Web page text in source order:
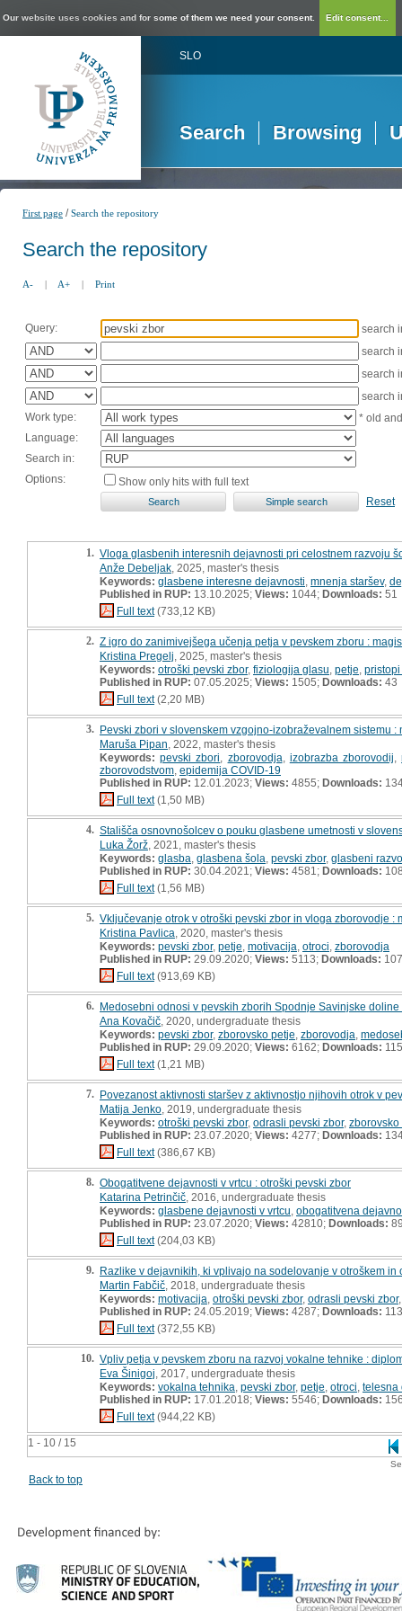
Our website uses cookies and for some of them we need your consent. Edit consent...
SLO
Search Browsing
First page /Search the repository
Search the repository
A- | A+ | Print
Query:
search
search
search
search
Work type:
* old
Language:
Search in:
Options:
Show only hits with full text
Reset
1 - 10 / 15
1. Vloga glasbenih interesnih dejavnosti pri celostnem razvoju
Anže Debeljak , 2025, master's thesis
Keywords: glasbene interesne dejavnosti mnenja staršev,
Published in RUP: 13.10.2025; Views: 1044; Downloads: 51
Full text(733,12 KB)
2. Z igro do zanimivejšega učenja petja v pevskem zboru :
Kristina Pregelj , 2025, master's thesis
Keywords: otroški pevski zbor, fiziologija glasu petje
Published in RUP: 07.05.2025; Views: 1505; Downloads: 43
Full text(2,20 MB)
3. Pevski zbori v slovenskem vzgojno-izobraževalnem sistemu :
Maruša Pipan , 2022, master's thesis
Keywords: pevski zbori zborovodja izobrazba zborovodij ,
zborovodstvom epidemija COVID-19
Published in RUP: 12.01.2023; Views: 4855; Downloads:
Full text(1,50 MB)
4. Stališča osnovnošolcev o pouku glasbene umetnosti v
Luka Žorž , 2021, master's thesis
Keywords: glasba glasbena šola pevski zbor, glasbeni
Published in RUP: 30.04.2021; Views: 4581; Downloads:
Full text(1,56 MB)
5. Vključevanje otrok v otroški pevski zbor in vloga zborovodje :
Kristina Pavlica , 2020, master's thesis
Keywords: pevski zbor, petje motivacija otroci zborovodja
Published in RUP: 29.09.2020; Views: 5113; Downloads: 107
Full text(913,69 KB)
6. Medosebni odnosi v pevskih zborih Spodnje Savinjske
Ana Kovačič , 2020, undergraduate thesis
Keywords: pevski zbor, zborovsko petje zborovodja
Published in RUP: 29.09.2020; Views: 6162; Downloads: 115
Full text(1,21 MB)
7. Povezanost aktivnosti staršev z aktivnostjo njihovih otrok v
Matija Jenko , 2019, undergraduate thesis
Keywords: otroški pevski zbor, odrasli pevski zbor, zborovsko
Published in RUP: 23.07.2020; Views: 4277; Downloads:
Full text(386,67 KB)
8. Obogatitvene dejavnosti v vrtcu : otroški pevski zbor
Katarina Petrinčič , 2016, undergraduate thesis
Keywords: glasbene dejavnosti v vrtcu obogatitvena
Published in RUP: 23.07.2020; Views: 42810; Downloads:
Full text(204,03 KB)
9. Razlike v dejavnikih, ki vplivajo na sodelovanje v otroškem
Martin Fabčič , 2018, undergraduate thesis
Keywords: motivacija otroški pevski zbor, odrasli pevski zbor
Published in RUP: 24.05.2019; Views: 4287; Downloads: 113
Full text(372,55 KB)
10. Vpliv petja v pevskem zboru na razvoj vokalne tehnike :
Eva Šinigoj , 2017, undergraduate thesis
Keywords: vokalna tehnika pevski zbor, petje otroci telesna
Published in RUP: 17.01.2018; Views: 5546; Downloads:
Full text(944,22 KB)
Back to top